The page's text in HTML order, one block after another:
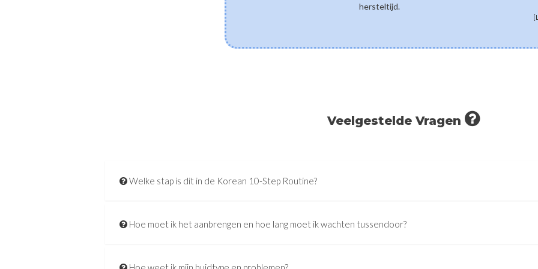
[Lees meer]
hersteltijd.
Veelgestelde Vragen
Welke stap is dit in de Korean 10-Step Routine?
Hoe moet ik het aanbrengen en hoe lang moet ik wachten tussendoor?